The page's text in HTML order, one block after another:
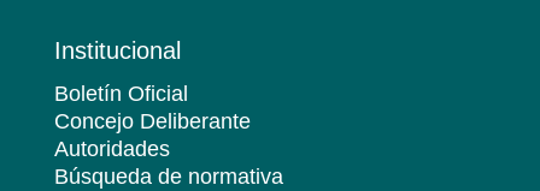
Institucional
Boletín Oficial
Concejo Deliberante
Autoridades
Búsqueda de normativa